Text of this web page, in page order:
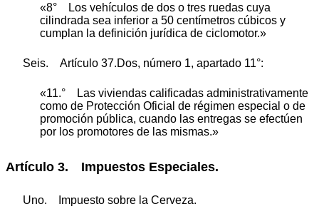
«8° Los vehículos de dos o tres ruedas cuya
cilindrada sea inferior a 50 centímetros cúbicos y
cumplan la definición jurídica de ciclomotor.»
Seis. Artículo 37.Dos, número 1, apartado 11°:
«11.° Las viviendas calificadas administrativamente
como de Protección Oficial de régimen especial o de
promoción pública, cuando las entregas se efectúen
por los promotores de las mismas.»
Artículo 3. Impuestos Especiales.
Uno. Impuesto sobre la Cerveza.